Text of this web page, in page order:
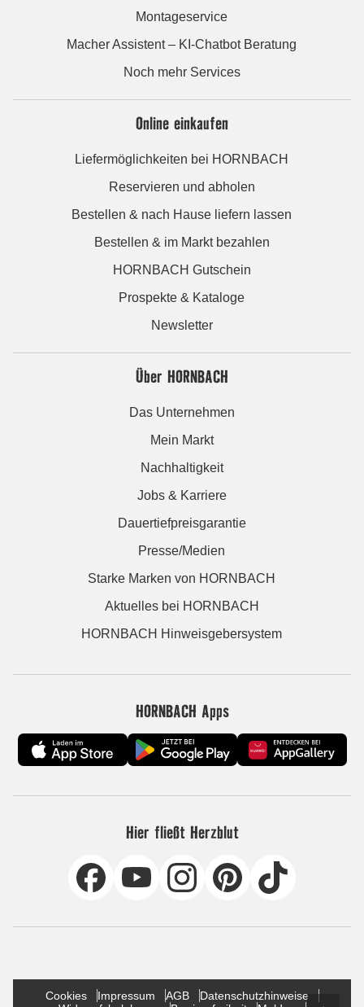
Montageservice
Macher Assistent – KI-Chatbot Beratung
Noch mehr Services
Online einkaufen
Liefermöglichkeiten bei HORNBACH
Reservieren und abholen
Bestellen & nach Hause liefern lassen
Bestellen & im Markt bezahlen
HORNBACH Gutschein
Prospekte & Kataloge
Newsletter
Über HORNBACH
Das Unternehmen
Mein Markt
Nachhaltigkeit
Jobs & Karriere
Dauertiefpreisgarantie
Presse/Medien
Starke Marken von HORNBACH
Aktuelles bei HORNBACH
HORNBACH Hinweisgebersystem
HORNBACH Apps
Hier fließt Herzblut
Cookies Impressum AGB
Datenschutzhinweise